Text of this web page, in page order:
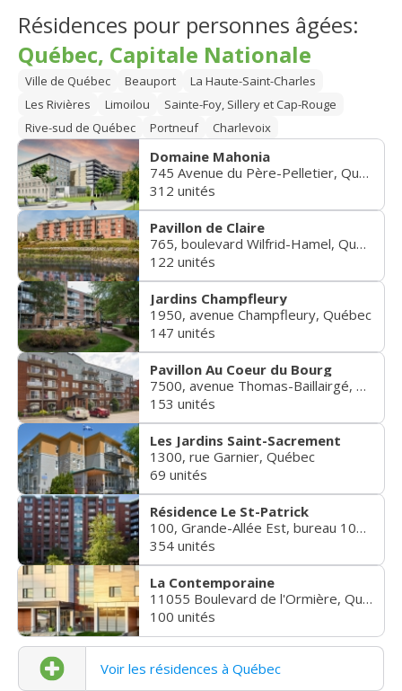
Résidences pour personnes âgées:
Québec, Capitale Nationale
Ville de Québec Beauport
La Haute-Saint-Charles
Les Rivières
Limoilou
Sainte-Foy, Sillery et Cap-Rouge
Rive-sud de Québec
Portneuf Charlevoix
Domaine Mahonia
745 Avenue du Père-Pelletier, Québec
312 unités
Pavillon de Claire
765, boulevard Wilfrid-Hamel, Québec
122 unités
Jardins Champfleury
1950, avenue Champfleury, Québec
147 unités
Pavillon Au Coeur du Bourg
7500, avenue Thomas-Baillairgé, Québec
153 unités
Les Jardins Saint-Sacrement
1300, rue Garnier, Québec
69 unités
Résidence Le St-Patrick
100, Grande-Allée Est, bureau 100, Québec
354 unités
La Contemporaine
11055 Boulevard de l'Ormière, Québec
100 unités
Voir les résidences à Québec